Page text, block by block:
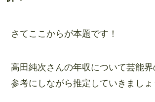
さてここからが本題です！
高田純次さんの年収について芸能
参考にしながら推定していきましょ